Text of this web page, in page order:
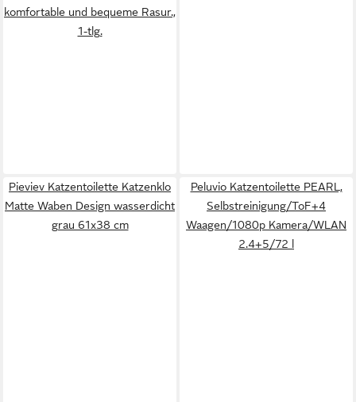
komfortable und bequeme Rasur.,
1-tlg.
Pieviev Katzentoilette Katzenklo
Matte Waben Design wasserdicht
grau 61x38 cm
Peluvio Katzentoilette PEARL,
Selbstreinigung/ToF+4
Waagen/1080p Kamera/WLAN
2.4+5/72 l